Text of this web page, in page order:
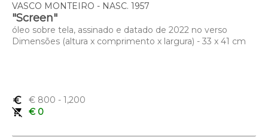
VASCO MONTEIRO - NASC. 1957
"Screen"
óleo sobre tela, assinado e datado de 2022 no verso
Dimensões (altura x comprimento x largura) - 33 x 41 cm
euro_symbol € 800 - 1,200
remove_shopping_cart
€ 0